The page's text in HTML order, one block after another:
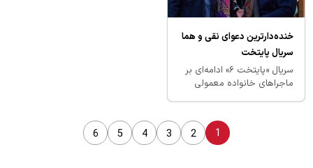
خنده‌دارترین دعوای نقی و هما
سریال پایتخت
سریال «پایتخت ۶» ادامه‌ای بر
ماجراهای خانواده معمولی
1
2
3
4
5
6